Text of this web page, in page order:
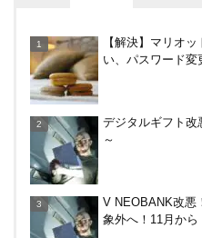
象外へ！11月から
加入したけど勧誘
クレジットカー
【解決】マリオ
い、パスワード変
デジタルギフト改
～
V NEOBANK改悪
象外へ！11月から